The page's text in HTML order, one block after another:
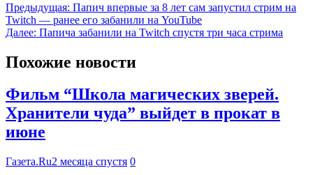
Предыдущая: Папич впервые за 8 лет сам запустил стрим на
Twitch — ранее его забанили на YouTube
Далее: Папича забанили на Twitch спустя три часа стрима
Похожие новости
Фильм “Школа магических зверей.
Хранители чуда” выйдет в прокат в
июне
Газета.Ru2 месяца спустя 0